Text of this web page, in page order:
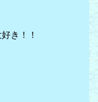
き！！